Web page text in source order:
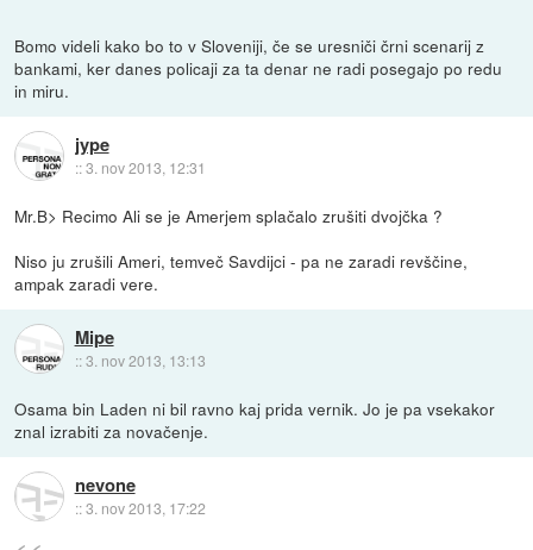
Bomo videli kako bo to v Sloveniji, če se uresniči črni scenarij z
bankami, ker danes policaji za ta denar ne radi posegajo po redu
in miru.
jype
::3. nov 2013, 12:31
Mr.B> Recimo Ali se je Amerjem splačalo zrušiti dvojčka ?
Niso ju zrušili Ameri, temveč Savdijci - pa ne zaradi revščine,
ampak zaradi vere.
Mipe
::3. nov 2013, 13:13
Osama bin Laden ni bil ravno kaj prida vernik. Jo je pa vsekakor
znal izrabiti za novačenje.
nevone
::3. nov 2013, 17:22